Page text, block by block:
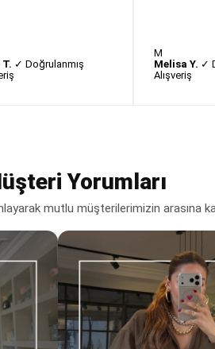
T. ✓ Doğrulanmış
M
Melisa Y. ✓
Alışveriş
Yorumları
mutlu müşterilerimizin arasına